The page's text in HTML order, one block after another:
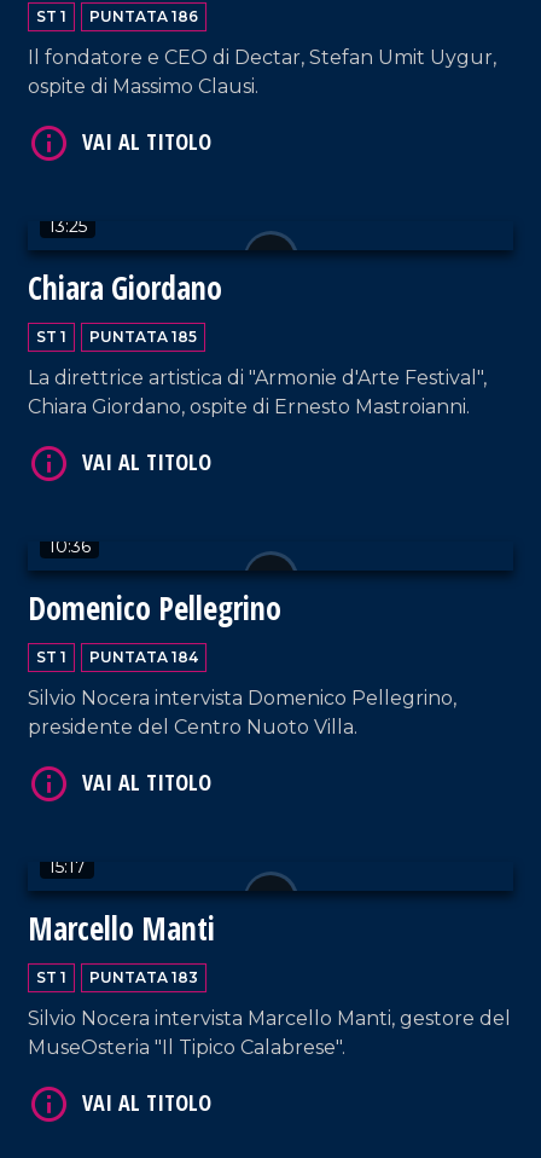
ST 1 PUNTATA 186
Il fondatore e CEO di Dectar, Stefan Umit Uygur,
ospite di Massimo Clausi.
13:25
Chiara Giordano
ST 1 PUNTATA 185
La direttrice artistica di "Armonie d'Arte Festival",
Chiara Giordano, ospite di Ernesto Mastroianni.
10:36
Domenico Pellegrino
ST 1 PUNTATA 184
Silvio Nocera intervista Domenico Pellegrino,
presidente del Centro Nuoto Villa.
15:17
Marcello Manti
ST 1 PUNTATA 183
Silvio Nocera intervista Marcello Manti, gestore del
MuseOsteria "Il Tipico Calabrese".
VAI AL TITOLO
VAI AL TITOLO
VAI AL TITOLO
VAI AL TITOLO